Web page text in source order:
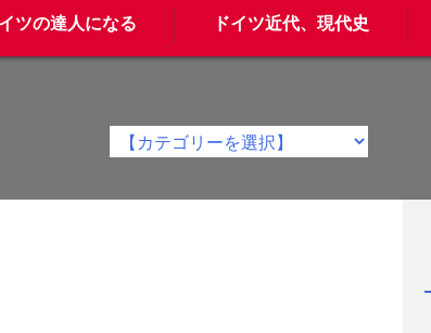
イツの達人になる ドイツ近代、現代史